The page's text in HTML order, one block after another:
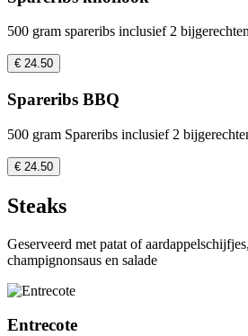
500 gram spareribs inclusief 2
€ 24.50
Spareribs BBQ
500 gram Spareribs inclusief 2
€ 24.50
Steaks
Geserveerd met patat of
champignonsaus en salade
Entrecote